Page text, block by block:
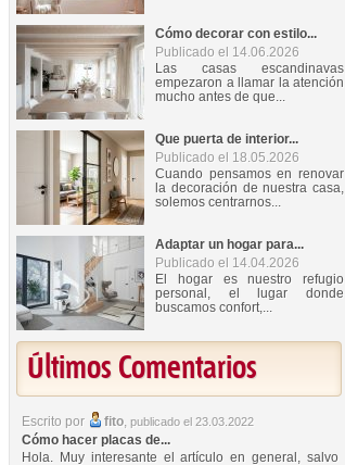
Cómo decorar con estilo...
Publicado el 14.06.2026
Las casas escandinavas
empezaron a llamar la atención
mucho antes de que...
Que puerta de interior...
Publicado el 18.05.2026
Cuando pensamos en renovar
la decoración de nuestra casa,
solemos centrarnos...
Adaptar un hogar para...
Publicado el 14.04.2026
El hogar es nuestro refugio
personal, el lugar donde
buscamos confort,...
Últimos Comentarios
Escrito por fito, publicado el 23.03.2022
Cómo hacer placas de...
Hola. Muy interesante el artículo en general, salvo